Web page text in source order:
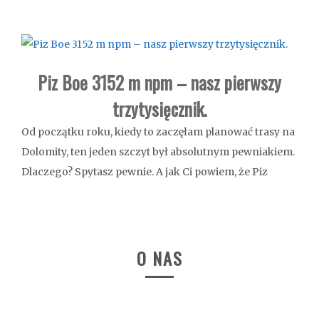
Piz Boe 3152 m npm – nasz pierwszy
trzytysięcznik.
Od początku roku, kiedy to zaczęłam planować trasy na
Dolomity, ten jeden szczyt był absolutnym pewniakiem.
Dlaczego? Spytasz pewnie. A jak Ci powiem, że Piz
O NAS